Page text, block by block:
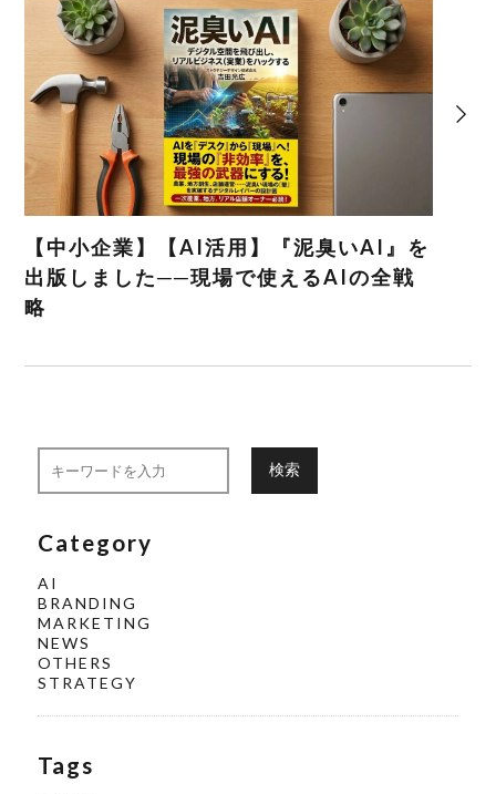
【中小企業】【AI活用】『泥臭いAI』を
出版しました──現場で使えるAIの全戦
略
検索
Category
AI
BRANDING
MARKETING
NEWS
OTHERS
STRATEGY
Tags